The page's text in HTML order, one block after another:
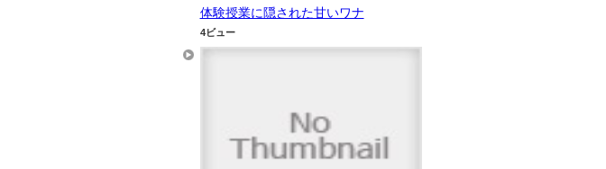
体験授業に隠された甘いワナ
4ビュー